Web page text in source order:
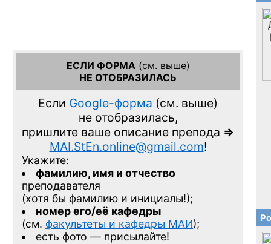
ЕСЛИ ФОРМА(см. выше)
НЕ ОТОБРАЗИЛАСЬ
Если Google-форма (см. выше)
не отобразилась,
пришлите ваше описание препода =>
MAI.StEn.online@gmail.com!
Укажите:
фамилию, имя и отчество
преподавателя
(хотя бы фамилию и инициалы!);
номер его/её кафедры
(см. факультеты и кафедры МАИ);
есть фото — присылайте!